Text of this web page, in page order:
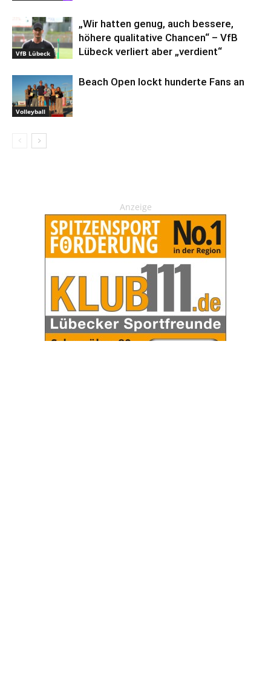
VfB Lübeck
„Wir hatten genug, auch bessere,
höhere qualitative Chancen“ – VfB
Lübeck verliert aber „verdient“
Volleyball
Beach Open lockt hunderte Fans an
Anzeige